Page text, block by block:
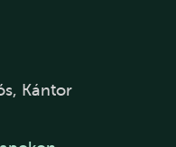
Kántor